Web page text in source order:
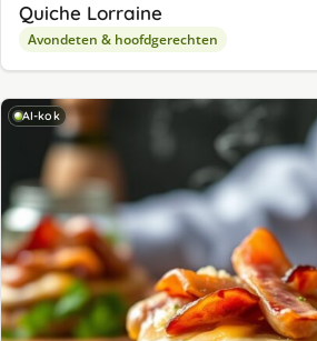
Quiche Lorraine
Avondeten & hoofdgerechten
AI-kok